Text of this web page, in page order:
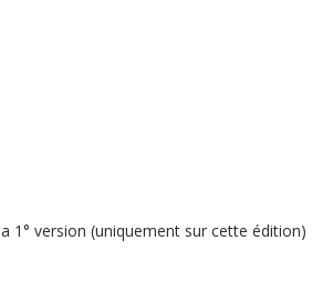
1° version (uniquement sur cette édition)